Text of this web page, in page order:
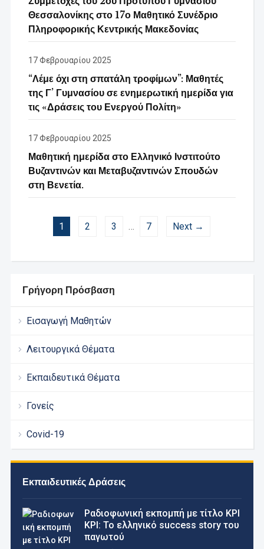
Γρήγορη Πρόσβαση
Εισαγωγή Μαθητών
Λειτουργικά Θέματα
Εκπαιδευτικά Θέματα
Γονείς
Covid-19
Εκπαιδευτικές Δράσεις
Pαδιοφωνική εκπομπή με τίτλο ΚΡΙ
ΚΡΙ: Το ελληνικό success story του
παγωτού
Θεσσαλονίκης στο 17ο Μαθητικό Συνέδριο
Πληροφορικής Κεντρικής Μακεδονίας
17 Φεβρουαρίου 2025
“Λέμε όχι στη σπατάλη τροφίμων”: Μαθητές
της Γ’ Γυμνασίου σε ενημερωτική ημερίδα για
τις «Δράσεις του Ενεργού Πολίτη»
17 Φεβρουαρίου 2025
Μαθητική ημερίδα στο Ελληνικό Ινστιτούτο
Βυζαντινών και Μεταβυζαντινών Σπουδών
στη Βενετία.
1 2 3 … 7 Next →